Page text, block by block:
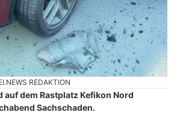
REDAKTION
auf dem Rastplatz Kefikon Nord
Sachschaden.